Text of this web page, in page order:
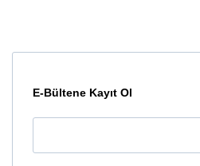
E-Bültene Kayıt Ol